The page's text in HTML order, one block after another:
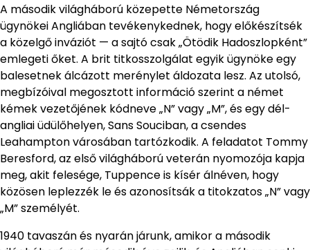
A második világháború közepette Németország
ügynökei Angliában tevékenykednek, hogy előkészítsék
a közelgő inváziót — a sajtó csak „Ötödik Hadoszlopként”
emlegeti őket. A brit titkosszolgálat egyik ügynöke egy
balesetnek álcázott merénylet áldozata lesz. Az utolsó,
megbízóival megosztott információ szerint a német
kémek vezetőjének kódneve „N” vagy „M”, és egy dél-
angliai üdülőhelyen, Sans Souciban, a csendes
Leahampton városában tartózkodik. A feladatot Tommy
Beresford, az első világháború veterán nyomozója kapja
meg, akit felesége, Tuppence is kísér álnéven, hogy
közösen leplezzék le és azonosítsák a titokzatos „N” vagy
„M” személyét.
1940 tavaszán és nyarán járunk, amikor a második